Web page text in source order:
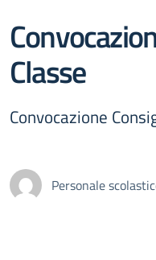
Classe
Convocazione
Personale